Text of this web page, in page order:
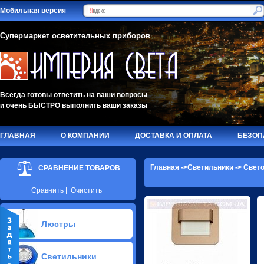
Мобильная версия
Супермаркет осветительных приборов
Всегда готовы ответить на ваши вопросы
и очень БЫСТРО выполнить ваши заказы
ГЛАВНАЯ О КОМПАНИИ ДОСТАВКА И ОПЛАТА
Главная ->Светильники ->
СРАВНЕНИЕ ТОВАРОВ
Сравнить Очистить
Люстры
Припотолочные люстры(621)
Потолочные люстры Led(65)
Светильники